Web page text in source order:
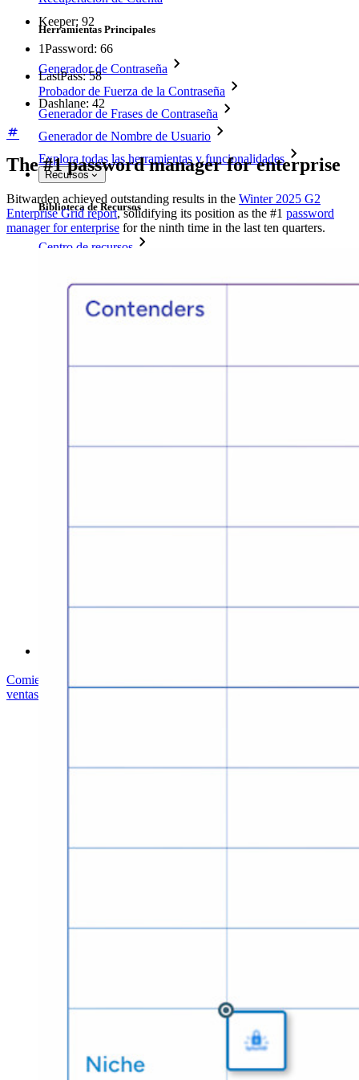
Herramientas Principales
Generador de Contraseña
Probador de Fuerza de la Contraseña
Generador de Frases de Contraseña
Generador de Nombre de Usuario
Explora todas las herramientas y funcionalidades
Recursos
Biblioteca de Recursos
Centro de recursos
Transmisiones en línea
Casos de éxito
Seguridad y Confianza
Entrenamiento
Comienza gratis
ventas
Keeper: 92
1Password: 66
LastPass: 58
Dashlane: 42
The #1 password manager for enterprise
Bitwarden achieved outstanding results in the Winter 2025 G2
Enterprise Grid report, solidifying its position as the #1 password
manager for enterprise for the ninth time in the last ten quarters.